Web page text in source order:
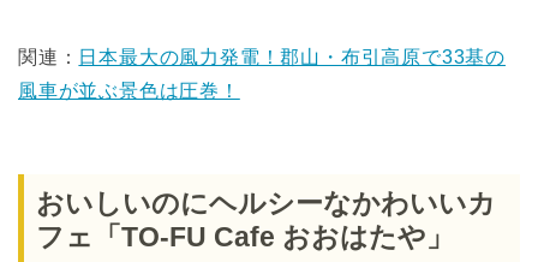
関連： 日本最大の風力発電！郡山・布引高原で33基の
風車が並ぶ景色は圧巻！
おいしいのにヘルシーなかわいいカ
フェ「TO-FU Cafe おおはたや」